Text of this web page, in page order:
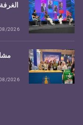
2026
2026